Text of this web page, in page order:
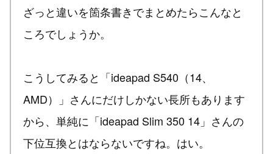
ざっと違いを箇条書きでまとめたらこんなと
ころでしょうか。
こうしてみると「ideapad S540（14、
AMD）」さんにだけしかない長所もあります
から、単純に「ideapad Slim 350 14」さんの
下位互換とはならないですね。はい。